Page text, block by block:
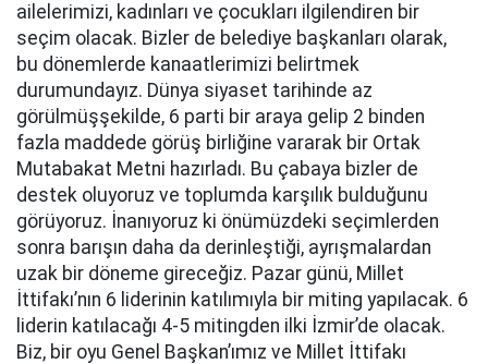
ailelerimizi, kadınları ve çocukları ilgilendiren bir
seçim olacak. Bizler de belediye başkanları olarak,
bu dönemlerde kanaatlerimizi belirtmek
durumundayız. Dünya siyaset tarihinde az
görülmüşşekilde, 6 parti bir araya gelip 2 binden
fazla maddede görüş birliğine vararak bir Ortak
Mutabakat Metni hazırladı. Bu çabaya bizler de
destek oluyoruz ve toplumda karşılık bulduğunu
görüyoruz. İnanıyoruz ki önümüzdeki seçimlerden
sonra barışın daha da derinleştiği, ayrışmalardan
uzak bir döneme gireceğiz. Pazar günü, Millet
İttifakı’nın 6 liderinin katılımıyla bir miting yapılacak. 6
liderin katılacağı 4-5 mitingden ilki İzmir’de olacak.
Biz, bir oyu Genel Başkan’ımız ve Millet İttifakı